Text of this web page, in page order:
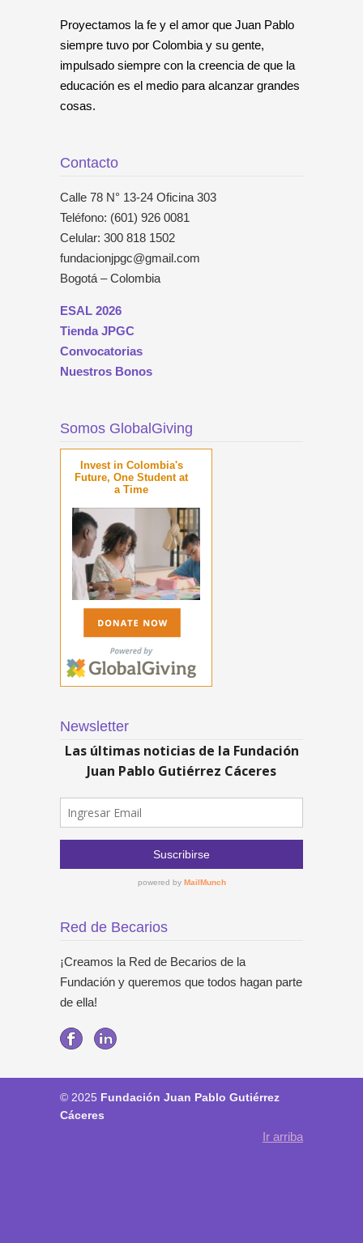
Proyectamos la fe y el amor que Juan Pablo
siempre tuvo por Colombia y su gente,
impulsado siempre con la creencia de que la
educación es el medio para alcanzar grandes
cosas.
Contacto
Calle 78 N° 13-24 Oficina 303
Teléfono: (601) 926 0081
Celular: 300 818 1502
fundacionjpgc@gmail.com
Bogotá – Colombia
ESAL 2026
Tienda JPGC
Convocatorias
Nuestros Bonos
Somos GlobalGiving
Invest in Colombia's
Future, One Student at
a Time
Newsletter
Red de Becarios
¡Creamos la Red de Becarios de la
Fundación y queremos que todos hagan parte
de ella!
© 2025 Fundación Juan Pablo Gutiérrez
Cáceres
Ir arriba